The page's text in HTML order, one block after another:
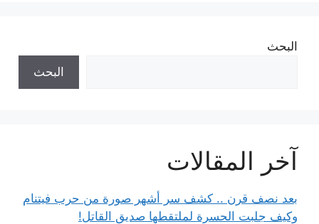
البحث
البحث
آخر المقالات
بعد نصف قرن .. كشف سر أشهر صورة من حرب فيتنام
وكيف جلبت الحسرة لملتقطها صديق القاتل!